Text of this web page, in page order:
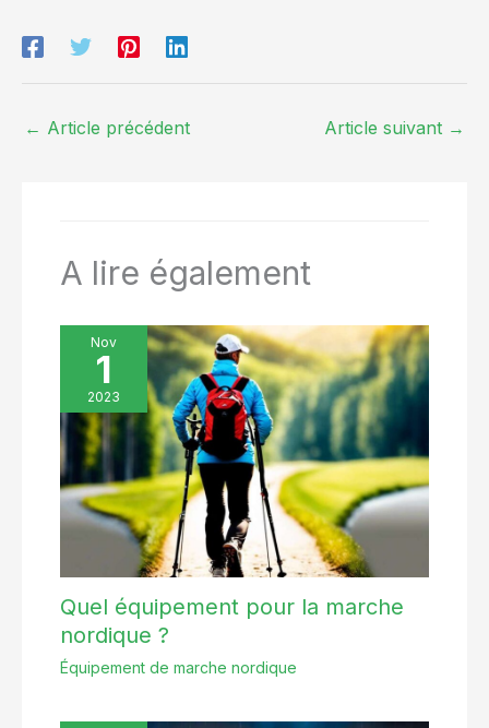
Matériau doux et agréable pour la peau : le sweat à capuche
est composé d'un tissu doux qui est agréable sur la peau et
← Article précédent Article suivant →
A lire également
Nov
1
2023
Quel équipement pour la marche
nordique ?
Équipement de marche nordique